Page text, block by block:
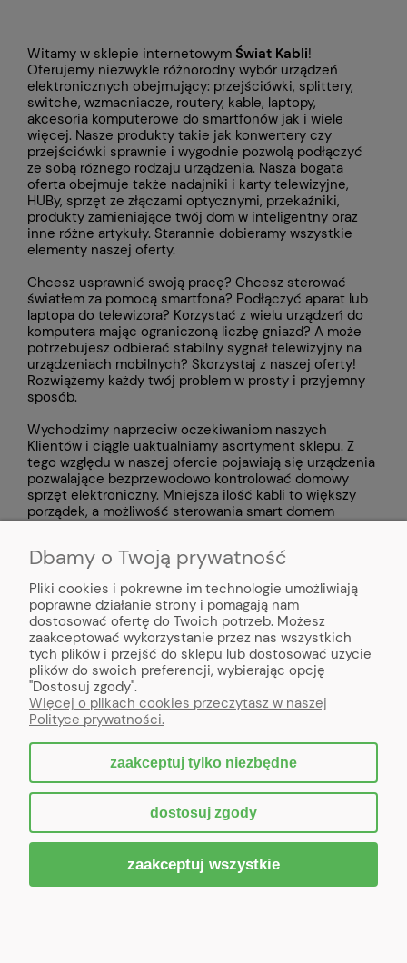
Witamy w sklepie internetowym Świat Kabli!
Oferujemy niezwykle różnorodny wybór urządzeń
elektronicznych obejmujący: przejściówki, splittery,
switche, wzmacniacze, routery, kable, laptopy,
akcesoria komputerowe do smartfonów jak i wiele
więcej. Nasze produkty takie jak konwertery czy
przejściówki sprawnie i wygodnie pozwolą podłączyć
ze sobą różnego rodzaju urządzenia. Nasza bogata
oferta obejmuje także nadajniki i karty telewizyjne,
HUBy, sprzęt ze złączami optycznymi, przekaźniki,
produkty zamieniające twój dom w inteligentny oraz
inne różne artykuły. Starannie dobieramy wszystkie
elementy naszej oferty.
Chcesz usprawnić swoją pracę? Chcesz sterować
światłem za pomocą smartfona? Podłączyć aparat lub
laptopa do telewizora? Korzystać z wielu urządzeń do
komputera mając ograniczoną liczbę gniazd? A może
potrzebujesz odbierać stabilny sygnał telewizyjny na
urządzeniach mobilnych? Skorzystaj z naszej oferty!
Rozwiążemy każdy twój problem w prosty i przyjemny
sposób.
Wychodzimy naprzeciw oczekiwaniom naszych
Klientów i ciągle uaktualniamy asortyment sklepu. Z
tego względu w naszej ofercie pojawiają się urządzenia
pozwalające bezprzewodowo kontrolować domowy
sprzęt elektroniczny. Mniejsza ilość kabli to większy
porządek, a możliwość sterowania smart domem
na świecie.
Służymy profesjonalnym doradztwem, pomożemy w
wyborze właściwych urządzeń, stosownie do
oczekiwań i posiadanego sprzętu. Na każde pytanie
odpowiadamy w ciągu 24 godzin, wystarczy że
napiszesz do nas na adres e-mail:
swiatkabli@gmail.com. Można również do nas
dzwonić na numer
piątkuw godzinachod 8.00 do 16.00.
Sklep internetowy Shoper.pl
Dbamy o Twoją prywatność
Pliki cookies i pokrewne im technologie umożliwiają
poprawne działanie strony i pomagają nam
dostosować ofertę do Twoich potrzeb. Możesz
zaakceptować wykorzystanie przez nas wszystkich
tych plików i przejść do sklepu lub dostosować użycie
plików do swoich preferencji, wybierając opcję
"Dostosuj zgody".
Więcej o plikach cookies przeczytasz w naszej
Polityce prywatności.
zaakceptuj tylko niezbędne
dostosuj zgody
zaakceptuj wszystkie